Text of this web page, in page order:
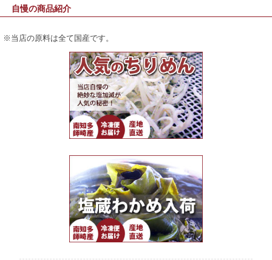
自慢の商品紹介
※当店の原料は全て国産です。